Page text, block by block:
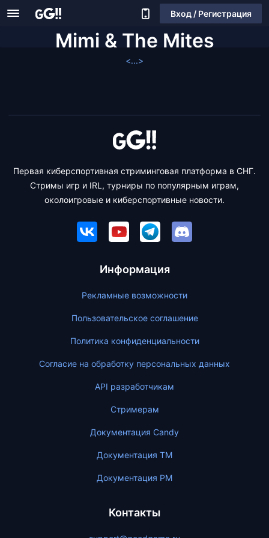
Вход / Регистрация
Mimi & The Mites
<...>
Первая киберспортивная стриминговая платформа в СНГ.
Стримы игр и IRL, турниры по популярным играм,
околоигровые и киберспортивные новости.
Информация
Рекламные возможности
Пользовательское соглашение
Политика конфиденциальности
Согласие на обработку персональных данных
API разработчикам
Стримерам
Документация Candy
Документация ТМ
Документация PM
Контакты